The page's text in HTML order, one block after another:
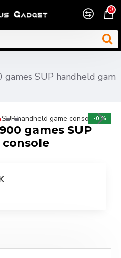
0
SUP handheld gam
-0 %
games SUP